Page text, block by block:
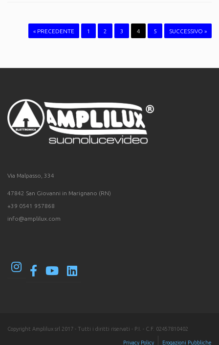
« PRECEDENTE 1 2 3 4 5 SUCCESSIVO »
Via Malpasso, 334
47842 San Giovanni in Marignano (RN)
+39 0541 957868
info@amplilux.com
Copyright Amplilux srl 2017 - Tutti i diritti riservati - P.I. - C.F. 02457810402
Privacy Policy Erogazioni Pubbliche